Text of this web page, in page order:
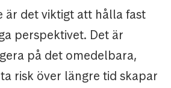
är det viktigt att hålla fast
perspektivet. Det är
på det omedelbara,
risk över längre tid skapar